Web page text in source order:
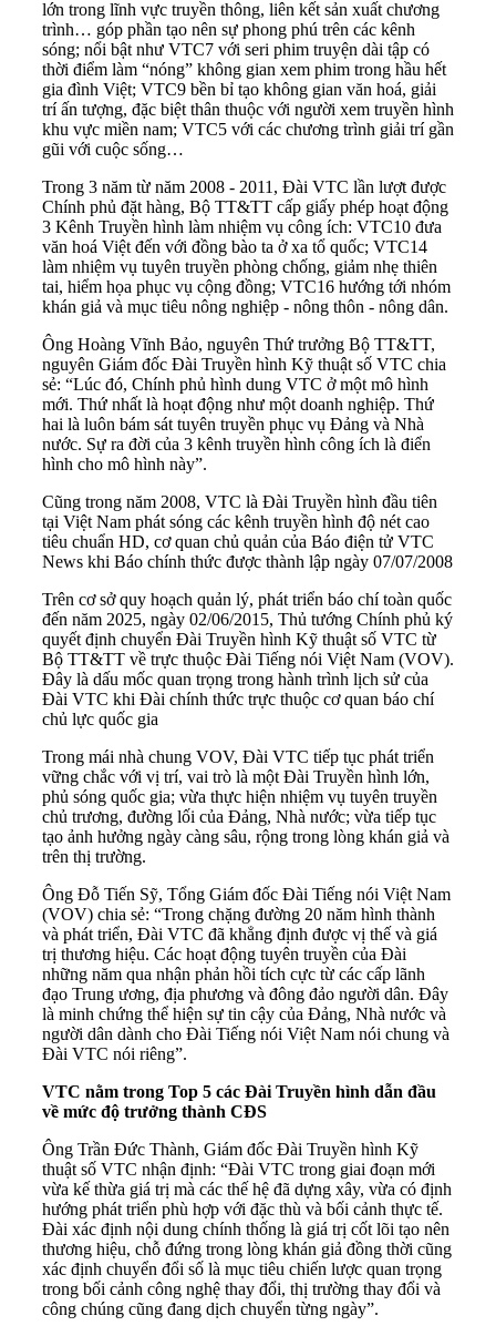
lớn trong lĩnh vực truyền thông, liên kết sản xuất chương
trình… góp phần tạo nên sự phong phú trên các kênh
sóng; nổi bật như VTC7 với seri phim truyện dài tập có
thời điểm làm “nóng” không gian xem phim trong hầu hết
gia đình Việt; VTC9 bền bỉ tạo không gian văn hoá, giải
trí ấn tượng, đặc biệt thân thuộc với người xem truyền hình
khu vực miền nam; VTC5 với các chương trình giải trí gần
gũi với cuộc sống…
Trong 3 năm từ năm 2008 - 2011, Đài VTC lần lượt được
Chính phủ đặt hàng, Bộ TT&TT cấp giấy phép hoạt động
3 Kênh Truyền hình làm nhiệm vụ công ích: VTC10 đưa
văn hoá Việt đến với đồng bào ta ở xa tổ quốc; VTC14
làm nhiệm vụ tuyên truyền phòng chống, giảm nhẹ thiên
tai, hiểm họa phục vụ cộng đồng; VTC16 hướng tới nhóm
khán giả và mục tiêu nông nghiệp - nông thôn - nông dân.
Ông Hoàng Vĩnh Bảo, nguyên Thứ trưởng Bộ TT&TT,
nguyên Giám đốc Đài Truyền hình Kỹ thuật số VTC chia
sẻ: “Lúc đó, Chính phủ hình dung VTC ở một mô hình
mới. Thứ nhất là hoạt động như một doanh nghiệp. Thứ
hai là luôn bám sát tuyên truyền phục vụ Đảng và Nhà
nước. Sự ra đời của 3 kênh truyền hình công ích là điển
hình cho mô hình này”.
Cũng trong năm 2008, VTC là Đài Truyền hình đầu tiên
tại Việt Nam phát sóng các kênh truyền hình độ nét cao
tiêu chuẩn HD, cơ quan chủ quản của Báo điện tử VTC
News khi Báo chính thức được thành lập ngày 07/07/2008
Trên cơ sở quy hoạch quản lý, phát triển báo chí toàn quốc
đến năm 2025, ngày 02/06/2015, Thủ tướng Chính phủ ký
quyết định chuyển Đài Truyền hình Kỹ thuật số VTC từ
Bộ TT&TT về trực thuộc Đài Tiếng nói Việt Nam (VOV).
Đây là dấu mốc quan trọng trong hành trình lịch sử của
Đài VTC khi Đài chính thức trực thuộc cơ quan báo chí
chủ lực quốc gia
Trong mái nhà chung VOV, Đài VTC tiếp tục phát triển
vững chắc với vị trí, vai trò là một Đài Truyền hình lớn,
phủ sóng quốc gia; vừa thực hiện nhiệm vụ tuyên truyền
chủ trương, đường lối của Đảng, Nhà nước; vừa tiếp tục
tạo ảnh hưởng ngày càng sâu, rộng trong lòng khán giả và
trên thị trường.
Ông Đỗ Tiến Sỹ, Tổng Giám đốc Đài Tiếng nói Việt Nam
(VOV) chia sẻ: “Trong chặng đường 20 năm hình thành
và phát triển, Đài VTC đã khẳng định được vị thế và giá
trị thương hiệu. Các hoạt động tuyên truyền của Đài
những năm qua nhận phản hồi tích cực từ các cấp lãnh
đạo Trung ương, địa phương và đông đảo người dân. Đây
là minh chứng thể hiện sự tin cậy của Đảng, Nhà nước và
người dân dành cho Đài Tiếng nói Việt Nam nói chung và
Đài VTC nói riêng”.
VTC nằm trong Top 5 các Đài Truyền hình dẫn đầu
về mức độ trưởng thành CĐS
Ông Trần Đức Thành, Giám đốc Đài Truyền hình Kỹ
thuật số VTC nhận định: “Đài VTC trong giai đoạn mới
vừa kế thừa giá trị mà các thế hệ đã dựng xây, vừa có định
hướng phát triển phù hợp với đặc thù và bối cảnh thực tế.
Đài xác định nội dung chính thống là giá trị cốt lõi tạo nên
thương hiệu, chỗ đứng trong lòng khán giả đồng thời cũng
xác định chuyển đổi số là mục tiêu chiến lược quan trọng
trong bối cảnh công nghệ thay đổi, thị trường thay đổi và
công chúng cũng đang dịch chuyển từng ngày”.